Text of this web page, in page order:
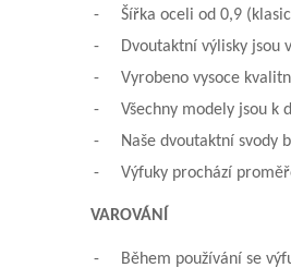
-
Šířka oceli od 0,9
-
Dvoutaktní výlisky jsou
-
Vyrobeno vysoce
-
Všechny modely jsou k
-
Naše dvoutaktní svody
-
Výfuky prochází
VAROVÁNÍ
-
Během používání se